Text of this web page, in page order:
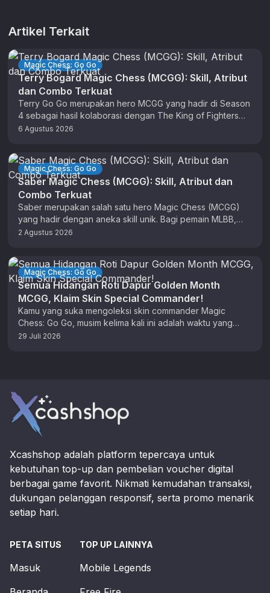
Artikel Terkait
Magic Chess: Go Go
Terry Bogard Magic Chess (MCGG): Skill, Atribut
dan Combo Terkuat
Terry Go Go merupakan hero MCGG yang hadir di Season
4 sebagai hasil kolaborasi dengan The King of Fighters
(KOF). …
6 Agustus 2026
Magic Chess: Go Go
Saber Magic Chess (MCGG): Skill, Atribut dan
Combo Terkuat
Saber merupakan salah satu hero Magic Chess (MCGG)
yang hadir dengan aneka skill unik. Bagi pemain MLBB,
anda sudah tidak …
2 Agustus 2026
Magic Chess: Go Go
Semua Hidangan Roti Dapur Golden Month
MCGG, Klaim Skin Special Commander!
Kamu yang suka mengoleksi skin commander Magic
Chess: Go Go, musim kelima kali ini adalah waktu yang
tepat untuk berburu …
29 Juli 2026
Xcashshop adalah platform tepercaya untuk
kebutuhan top-up dan pembelian voucher digital
berbagai game favorit. Nikmati kemudahan transaksi,
dukungan pelanggan responsif, serta promo menarik
setiap hari.
PETA SITUS
Masuk
TOP UP LAINNYA
Mobile Legends